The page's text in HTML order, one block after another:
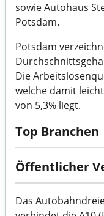
sowie Autohaus
Potsdam.
Potsdam
Die
welche damit
von 5,3% liegt.
Top Branchen
Öffentlicher
Das